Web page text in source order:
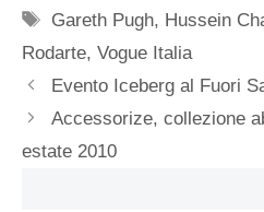
Tag
Gareth Pugh, Hussein
Rodarte, Vogue Italia
Evento Iceberg al Fuori
Accessorize, collezione
estate 2010